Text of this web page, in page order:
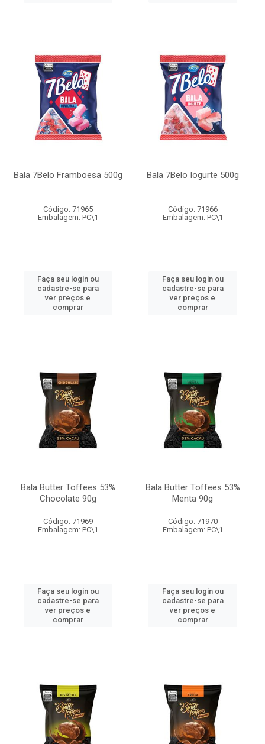
Bala 7Belo Framboesa 500g
Código: 71965
Embalagem: PC\1
Faça seu login ou
cadastre-se para
ver preços e
comprar
Bala 7Belo Iogurte 500g
Código: 71966
Embalagem: PC\1
Faça seu login ou
cadastre-se para
ver preços e
comprar
Bala Butter Toffees 53%
Chocolate 90g
Código: 71969
Embalagem: PC\1
Faça seu login ou
cadastre-se para
ver preços e
comprar
Bala Butter Toffees 53%
Menta 90g
Código: 71970
Embalagem: PC\1
Faça seu login ou
cadastre-se para
ver preços e
comprar